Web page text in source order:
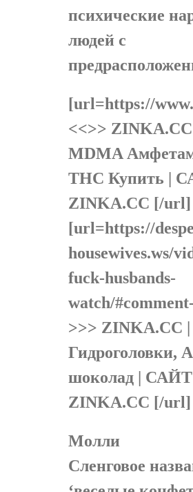
психические
людей с
[url=https://
<<>>
MDMA
THC Купить |
ZINKA.CC [/url]
[url=https://
housewives.ws/
fuck-husbands-
watch/
>>> ZINKA.CC
Гидроголовки,
шоколад |
ZINKA.CC [/url]
Молли
Сленговое